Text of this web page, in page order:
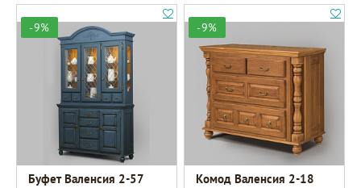
-9%
Буфет Валенсия 2-57
-9%
Комод Валенсия 2-18